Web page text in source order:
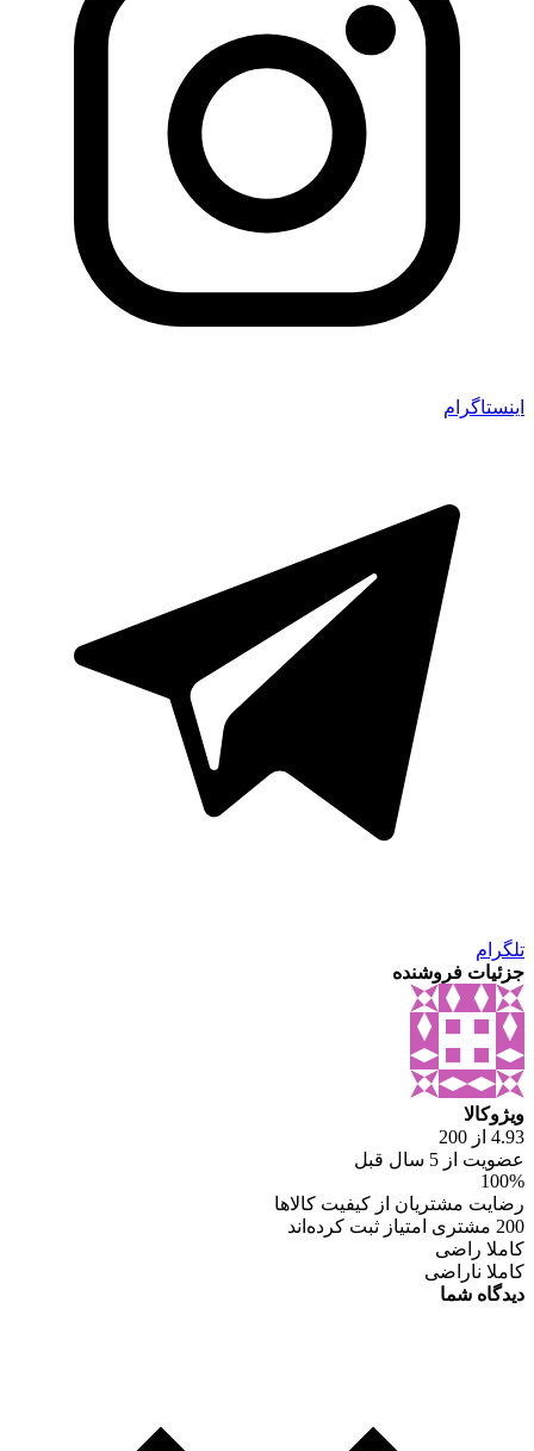
اینستاگرام
تلگرام
جزئیات فروشنده
ویژوکالا
4.93 از 200
عضویت از 5 سال قبل
100%
رضایت مشتریان از کیفیت کالاها
200 مشتری امتیاز ثبت کرده‌اند
کاملا راضی
کاملا ناراضی
دیدگاه شما